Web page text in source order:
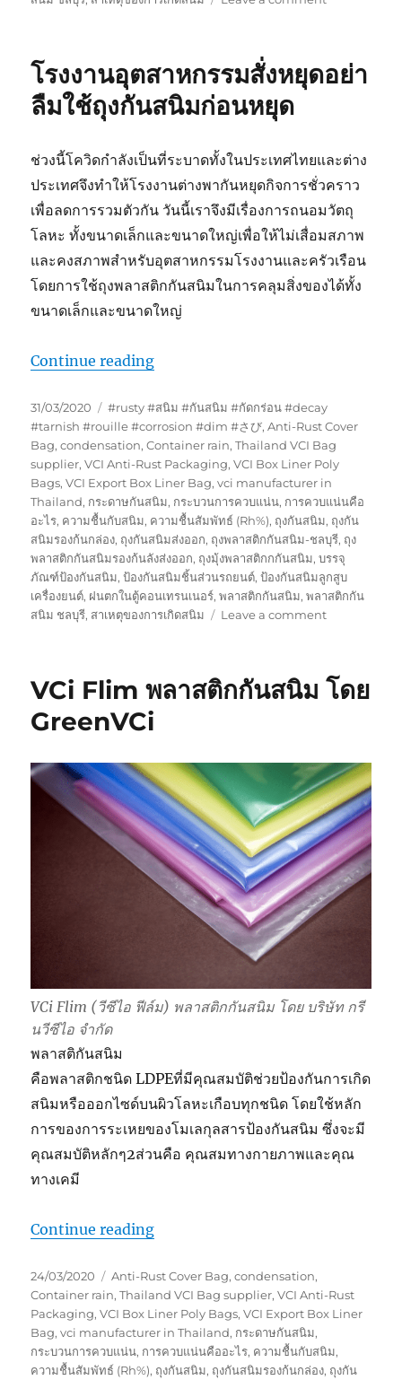
สนิม
โรงงานอุตสาหกรรมสั่งหยุดอย่า
ลืมใช้ถุงกันสนิมก่อนหยุด
ช่วงนี้โควิดกำลังเป็นที่ระบาดทั้งในประเทศไทยและต่าง
ประเทศจึงทำให้โรงงานต่างพากันหยุดกิจการชั่วคราว
เพื่อลดการรวมตัวกัน วันนี้เราจึงมีเรื่องการถนอมวัตถุ
โลหะ ทั้งขนาดเล็กและขนาดใหญ่เพื่อให้ไม่เสื่อมสภาพ
และคงสภาพสำหรับอุตสาหกรรมโรงงานและครัวเรือน
โดยการใช้ถุงพลาสติกกันสนิมในการคลุมสิ่งของได้ทั้ง
ขนาดเล็กและขนาดใหญ่
Continue reading“โรงงานอุตสาหกรรมสั่งหยุดอย่าลืมใ
Posted
on
31/03/2020 Tags
#rusty #สนิม #กันสนิม #กัดกร่อน #decay
#tarnish #rouille #corrosion #dim #さび,Anti-Rust Cover
Bag,condensation,Container rain,Thailand VCI Bag
supplier,VCI Anti-Rust Packaging,VCI Box Liner Poly
Bags,VCI Export Box Liner Bag,vci manufacturer in
Thailand, กระดาษกันสนิม, กระบวนการควบแน่น, การควบแน่นคือ
อะไร, ความชื้นกับสนิม, ความชื้นสัมพัทธ์ (Rh%), ถุงกันสนิม, ถุงกัน
สนิมรองก้นกล่อง, ถุงกันสนิมส่งออก, ถุงพลาสติกกันสนิม-ชลบุรี, ถุง
พลาสติกกันสนิมรองก้นลังส่งออก, ถุงมุ้งพลาสติกกกันสนิม,บรรจุ
ภัณฑ์ป้องกันสนิม,ป้องกันสนิมชิ้นส่วนรถยนต์,ป้องกันสนิมลูกสูบ
เครื่องยนต์, ฝนตกในตู้คอนเทรนเนอร์,พลาสติกกันสนิม,พลาสติกกัน
สนิม ชลบุรี, สาเหตุของการเกิดสนิม Leave a commenton
หยุด
ถุง
กัน
สนิม
ก่อน
หยุด
VCi Flim พลาสติกกันสนิม โดย
GreenVCi
VCi Flim (วีซีไอ ฟีล์ม) พลาสติกกันสนิม โดย บริษัท กรี
นวีซีไอ จำกัด
พลาสติกันสนิม
คือพลาสติกชนิด LDPEที่มีคุณสมบัติช่วยป้องกันการเกิด
สนิมหรือออกไซด์บนผิวโลหะเกือบทุกชนิด โดยใช้หลัก
การของการระเหยของโมเลกุลสารป้องกันสนิม ซึ่งจะมี
คุณสมบัติหลักๆ2ส่วนคือ คุณสมทางกายภาพและคุณ
ทางเคมี
Continue reading“VCi Flim พลาสติกกันสนิม โดย
Posted
on
24/03/2020 Tags
Anti-Rust Cover Bag,condensation,
Container rain,Thailand VCI Bag supplier,VCI Anti-Rust
Packaging,VCI Box Liner Poly Bags,VCI Export Box Liner
Bag,vci manufacturer in Thailand, กระดาษกันสนิม,
กระบวนการควบแน่น, การควบแน่นคืออะไร, ความชื้นกับสนิม,
ความชื้นสัมพัทธ์ (Rh%), ถุงกันสนิม, ถุงกันสนิมรองก้นกล่อง, ถุงกัน